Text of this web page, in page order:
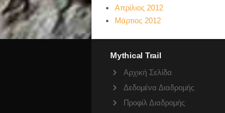
Απρίλιος 2012
Μάρτιος 2012
Mythical Trail
Αρχική Σελίδα
Δεδομένα Διαδρομής
Προφίλ Διαδρομής